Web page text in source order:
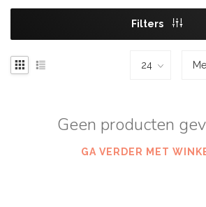
Filters
Geen producten
GA VERDER MET